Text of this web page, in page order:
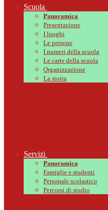
Scuola
Panoramica
Presentazione
I luoghi
Le persone
I numeri della scuola
Le carte della scuola
Organizzazione
La storia
Servizi
Panoramica
Famiglie e studenti
Personale scolastico
Percorsi di studio